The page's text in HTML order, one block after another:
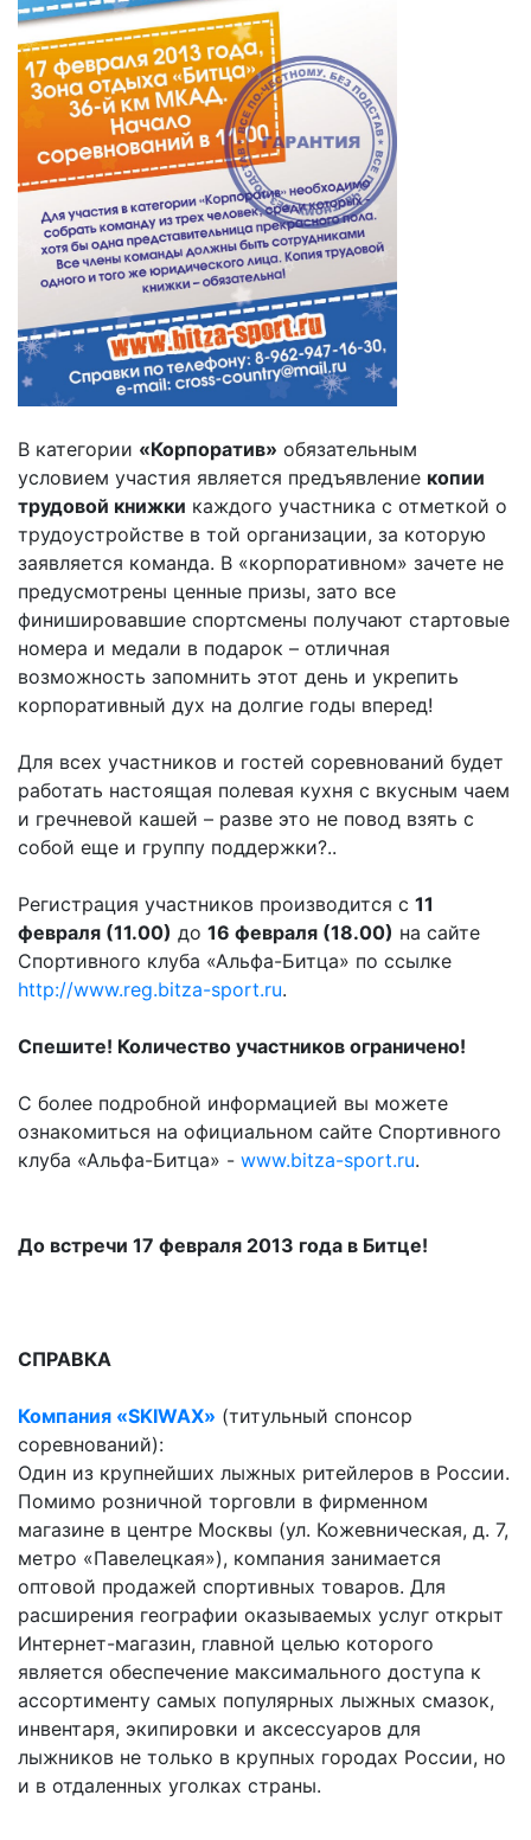
В категории «Корпоратив» обязательным
условием участия является предъявление копии
трудовой книжки каждого участника с отметкой о
трудоустройстве в той организации, за которую
заявляется команда. В «корпоративном» зачете не
предусмотрены ценные призы, зато все
финишировавшие спортсмены получают стартовые
номера и медали в подарок – отличная
возможность запомнить этот день и укрепить
корпоративный дух на долгие годы вперед!
Для всех участников и гостей соревнований будет
работать настоящая полевая кухня с вкусным чаем
и гречневой кашей – разве это не повод взять с
собой еще и группу поддержки?..
Регистрация участников производится с 11
февраля (11.00) до 16 февраля (18.00) на сайте
Спортивного клуба «Альфа-Битца» по ссылке
http://www.reg.bitza-sport.ru.
Спешите! Количество участников ограничено!
С более подробной информацией вы можете
ознакомиться на официальном сайте Спортивного
клуба «Альфа-Битца» - www.bitza-sport.ru.
До встречи 17 февраля 2013 года в Битце!
СПРАВКА
Компания «SKIWAX» (титульный спонсор
соревнований):
Один из крупнейших лыжных ритейлеров в России.
Помимо розничной торговли в фирменном
магазине в центре Москвы (ул. Кожевническая, д. 7,
метро «Павелецкая»), компания занимается
оптовой продажей спортивных товаров. Для
расширения географии оказываемых услуг открыт
Интернет-магазин, главной целью которого
является обеспечение максимального доступа к
ассортименту самых популярных лыжных смазок,
инвентаря, экипировки и аксессуаров для
лыжников не только в крупных городах России, но
и в отдаленных уголках страны.